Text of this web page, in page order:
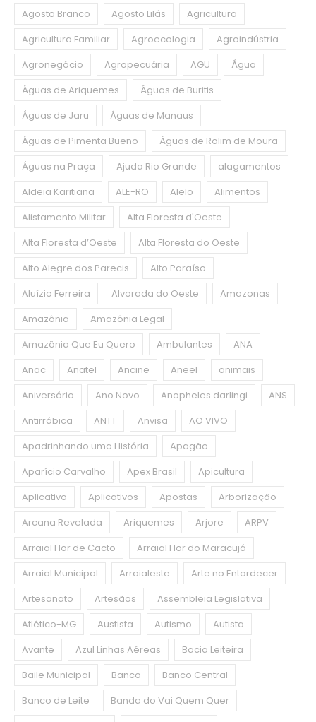
Agosto Branco
Agosto Lilás
Agricultura
Agricultura Familiar
Agroecologia
Agroindústria
Agronegócio
Agropecuária AGU
Água
Águas de Ariquemes
Águas de Buritis
Águas de Jaru
Águas de Manaus
Águas de Pimenta Bueno
Águas de Rolim de Moura
Águas na Praça
Ajuda Rio Grande
alagamentos
Aldeia Karitiana
ALE-RO Alelo
Alimentos
Alistamento Militar
Alta Floresta d'Oeste
Alta Floresta d’Oeste
Alta Floresta do Oeste
Alto Alegre dos Parecis
Alto Paraíso
Aluízio Ferreira
Alvorada do Oeste
Amazonas
Amazônia
Amazônia Legal
Amazônia Que Eu Quero
Ambulantes
ANA
Anac
Anatel Ancine Aneel
animais
Aniversário
Ano Novo Anopheles darlingi
ANS
Antirrábica
ANTT Anvisa
AO VIVO
Apadrinhando uma História
Apagão
Aparício Carvalho
Apex Brasil
Apicultura
Aplicativo
Aplicativos Apostas
Arborização
Arcana Revelada
Ariquemes Arjore
ARPV
Arraial Flor de Cacto
Arraial Flor do Maracujá
Arraial Municipal
Arraialeste
Arte no Entardecer
Artesanato
Artesãos
Assembleia Legislativa
Atlético-MG
Austista Autismo
Autista
Avante
Azul Linhas Aéreas
Bacia Leiteira
Baile Municipal
Banco
Banco Central
Banco de Leite
Banda do Vai Quem Quer